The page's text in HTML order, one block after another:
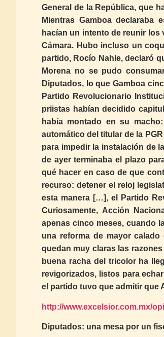
General de la República, que
Mientras Gamboa declaraba
hacían un intento de reunir los
Cámara. Hubo incluso un
partido, Rocío Nahle, declaró
Morena no se pudo
Diputados, lo que Gamboa
Partido Revolucionario
priistas habían decidido
había montado en su
automático del titular de la
para impedir la instalación de
de ayer terminaba el plazo
qué hacer en caso de que
recurso: detener el reloj
esta manera […], el Partido
Curiosamente, Acción
apenas cinco meses, cuando
una reforma de mayor
quedan muy claras las
buena racha del tricolor ha
revigorizados, listos para
el partido tuvo que admitir que
http://www.excelsior.com.mx/
Diputados: una mesa por un